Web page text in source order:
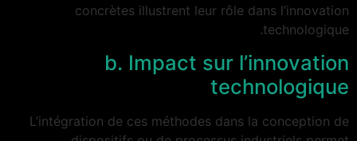
concrètes illustrent leur rôle dans l’innovation
technologique.
b. Impact sur l’innovation
technologique
L’intégration de ces méthodes dans la conception de